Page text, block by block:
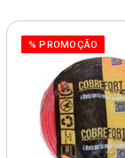
% PROMOÇÃO